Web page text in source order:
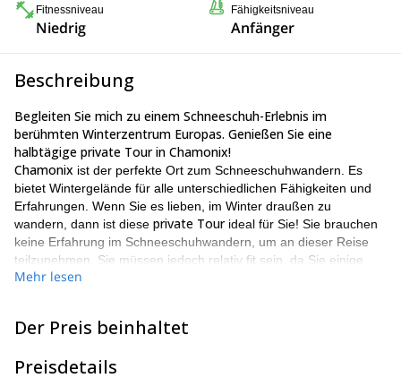
Fitnessniveau
Niedrig
Fähigkeitsniveau
Anfänger
Beschreibung
Begleiten Sie mich zu einem Schneeschuh-Erlebnis im
berühmten Winterzentrum Europas. Genießen Sie eine
halbtägige private Tour in Chamonix!
Chamonix ist der perfekte Ort zum Schneeschuhwandern. Es
bietet Wintergelände für alle unterschiedlichen Fähigkeiten und
Erfahrungen. Wenn Sie es lieben, im Winter draußen zu
wandern, dann ist diese private Tourideal für Sie! Sie brauchen
keine Erfahrung im Schneeschuhwandern, um an dieser Reise
teilzunehmen. Sie müssen jedoch relativ fit sein, da Sie einige
Anstiege bewältigen werden.
Schneeschuhoptionen in
Chamonix
das Intensitäts- und Schwierigkeitsniveau des Spaziergangs
gestaltet.
Mehr lesen
Der Preis beinhaltet
Preisdetails